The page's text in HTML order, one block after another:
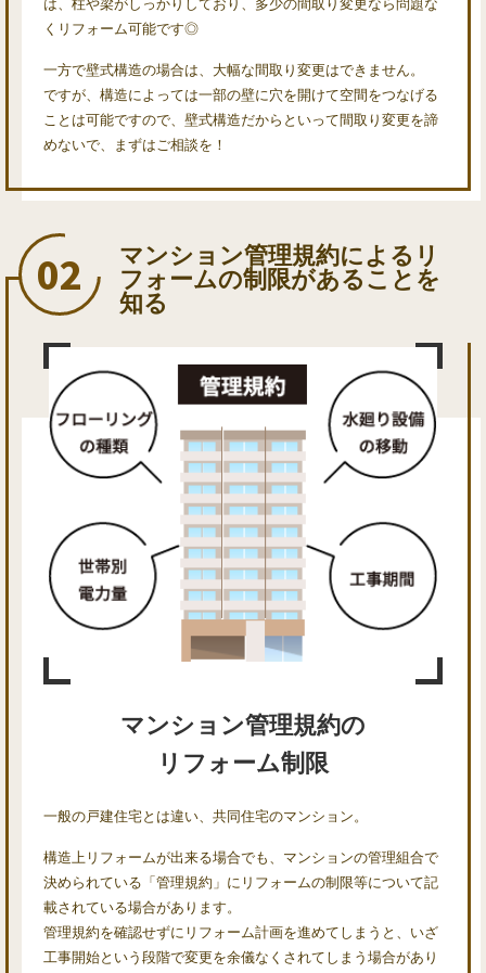
は、柱や梁がしっかりしており、多少の間取り変更なら問題な
くリフォーム可能です◎
一方で壁式構造の場合は、大幅な間取り変更はできません。
ですが、構造によっては一部の壁に穴を開けて空間をつなげる
ことは可能ですので、壁式構造だからといって間取り変更を諦
めないで、まずはご相談を！
マンション管理規約によるリ
フォームの制限があることを
知る
マンション管理規約の
リフォーム制限
一般の戸建住宅とは違い、共同住宅のマンション。
構造上リフォームが出来る場合でも、マンションの管理組合で
決められている「管理規約」にリフォームの制限等について記
載されている場合があります。
管理規約を確認せずにリフォーム計画を進めてしまうと、いざ
工事開始という段階で変更を余儀なくされてしまう場合があり